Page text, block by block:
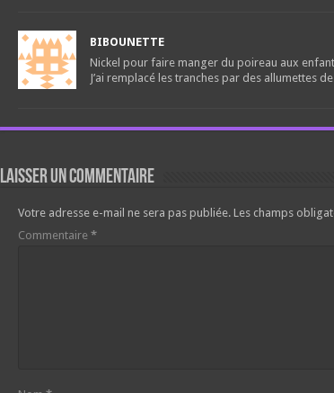
BIBOUNETTE
Nickel pour faire manger du poireau aux
J’ai remplacé les tranches par des allumettes
Laisser un commentaire
Votre adresse e-mail ne sera pas publiée. Les champs
Commentaire *